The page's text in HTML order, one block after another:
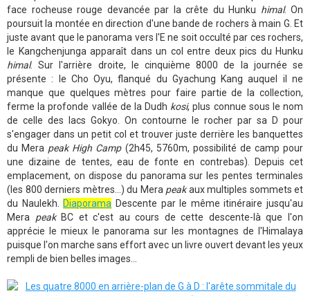
face rocheuse rouge devancée par la crête du Hunku himal. On
poursuit la montée en direction d'une bande de rochers à main G. Et
juste avant que le panorama vers l'E ne soit occulté par ces rochers,
le Kangchenjunga apparaît dans un col entre deux pics du Hunku
himal. Sur l'arrière droite, le cinquième 8000 de la journée se
présente : le Cho Oyu, flanqué du Gyachung Kang auquel il ne
manque que quelques mètres pour faire partie de la collection,
ferme la profonde vallée de la Dudh kosi, plus connue sous le nom
de celle des lacs Gokyo. On contourne le rocher par sa D pour
s'engager dans un petit col et trouver juste derrière les banquettes
du Mera peak High Camp(2h45, 5760m, possibilité de camp pour
une dizaine de tentes, eau de fonte en contrebas). Depuis cet
emplacement, on dispose du panorama sur les pentes terminales
(les 800 derniers mètres...) du Mera peakaux multiples sommets et
du Naulekh. Diaporama Descente par le même itinéraire jusqu'au
Mera peakBC et c'est au cours de cette descente-là que l'on
apprécie le mieux le panorama sur les montagnes de l'Himalaya
puisque l'on marche sans effort avec un livre ouvert devant les yeux
rempli de bien belles images...